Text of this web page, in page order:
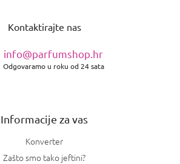
Kontaktirajte nas
info@parfumshop.hr
Odgovaramo u roku od 24 sata
Informacije za vas
Konverter
Zašto smo tako jeftini?